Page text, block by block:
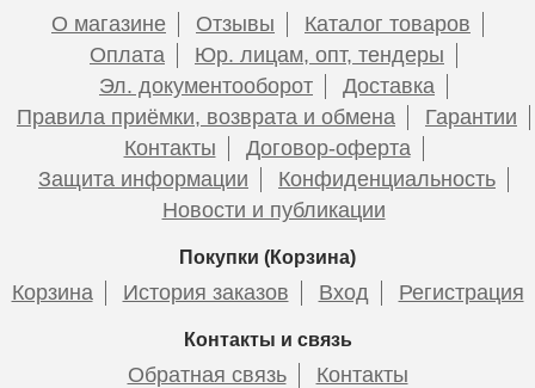
О магазине Отзывы
Каталог товаров
Оплата
Юр. лицам, опт, тендеры
Эл. документооборот
Доставка
Правила приёмки, возврата и обмена
Гарантии
Контакты
Договор-оферта
Защита информации
Конфиденциальность
Новости и публикации
Покупки (Корзина)
Корзина История заказов Вход Регистрация
Контакты и связь
Обратная связь Контакты